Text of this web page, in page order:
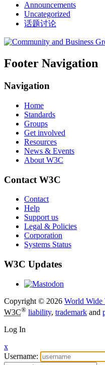
Announcements
Uncategorized
话题讨论
Footer Navigation
Navigation
Home
Standards
Groups
Get involved
Resources
News & Events
About W3C
Contact W3C
Contact
Help
Support us
Legal & Policies
Corporation
Systems Status
W3C Updates
Copyright © 2026 World Wide
W3C® liability, trademark and
Log In
x
Username: